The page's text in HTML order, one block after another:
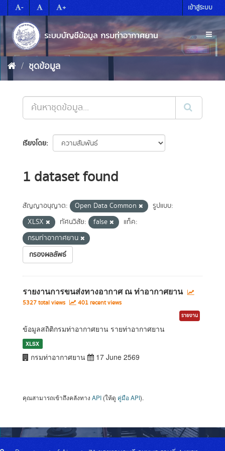
to
content
- + เข้าสู่ระบบ
ชุดข้อมูล
เรียงโดย
1 dataset found
สัญญาอนุญาต: Open Data Common
รูปแบบ:
XLSX
ทัศนวิสัย: false
แท็ค:
กรมท่าอากาศยาน
กรองผลลัพธ์
รายงานการขนส่งทางอากาศ ณ ท่าอากาศยาน
5327 total views 401 recent views
รายงาน
ข้อมูลสถิติกรมท่าอากาศยาน รายท่าอากาศยาน
XLSX
กรมท่าอากาศยาน 17 June 2569
คุณสามารถเข้าถึงคลังทาง API (ให้ดู คู่มือ API).